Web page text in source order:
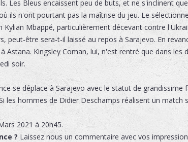
Les Bleus encaissent peu de buts, et ne s'inclinent
ils n'ont pourtant pas la maîtrise du jeu. Le
Mbappé, particulièrement décevant contre
peut-être sera-t-il laissé au repos à Sarajevo. En
Kingsley Coman, lui, n'est rentré que dans les
soir.
se déplace à Sarajevo avec le statut de
les hommes de Didier Deschamps réalisent un match
2021 à 20h45.
? Laissez nous un commentaire avec vos